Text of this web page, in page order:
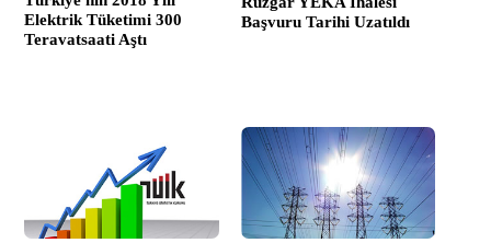
Elektrik Tüketimi 300
Teravatsaati Aştı
Başvuru Tarihi Uzatıldı